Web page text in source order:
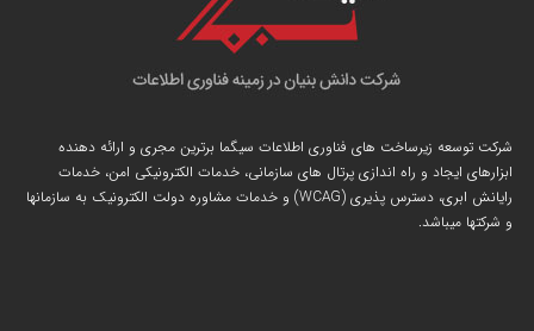
شرکت توسعه زیرساخت های فناوری اطلاعات سیگما برترین مجری و ارائه دهنده
ابزارهای ایجاد و راه اندازی پرتال های سازمانی، خدمات الکترونیکی امن، خدمات
رایانش ابری، دسترس پذیری (WCAG) و خدمات مشاوره دولت الکترونیک به سازمانها
و شرکتها میباشد.